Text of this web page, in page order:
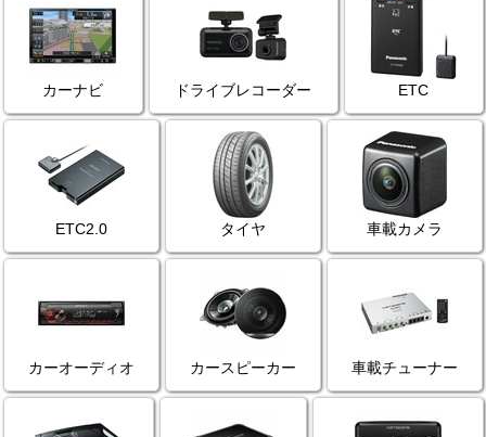
カーナビ ドライブレコーダー ETC
ETC2.0 タイヤ 車載カメラ
カーオーディオ カースピーカー 車載チューナー